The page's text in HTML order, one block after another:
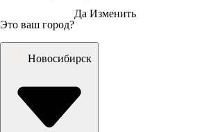
Это ваш город?
Да Изменить
Новосибирск